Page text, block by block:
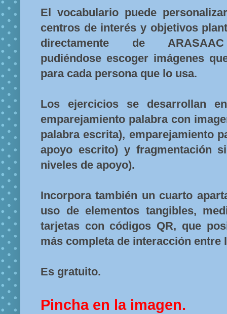
El vocabulario puede
centros de interés y objetivos
directamente de ARASAAC
pudiéndose escoger imágenes
para cada persona que lo usa.
Los ejercicios se desarrollan
emparejamiento palabra con
palabra escrita), emparejamiento
apoyo escrito) y fragmentación
niveles de apoyo).
Incorpora también un cuarto
uso de elementos tangibles,
tarjetas con códigos QR, que
más completa de interacción entre
Es gratuito.
Pincha en la imagen.